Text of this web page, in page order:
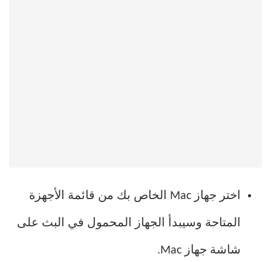
اختر جهاز Mac الخاص بك من قائمة الأجهزة
المتاحة وسيبدأ الجهاز المحمول في البث على
شاشة جهاز Mac.